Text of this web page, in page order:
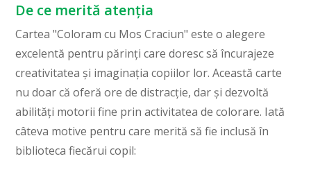
De ce merită atenția
Cartea "Coloram cu Mos Craciun" este o alegere
excelentă pentru părinți care doresc să încurajeze
creativitatea și imaginația copiilor lor. Această carte
nu doar că oferă ore de distracție, dar și dezvoltă
abilități motorii fine prin activitatea de colorare. Iată
câteva motive pentru care merită să fie inclusă în
biblioteca fiecărui copil: